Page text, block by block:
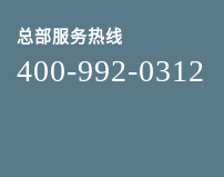
总部服务热线
400-992-0312